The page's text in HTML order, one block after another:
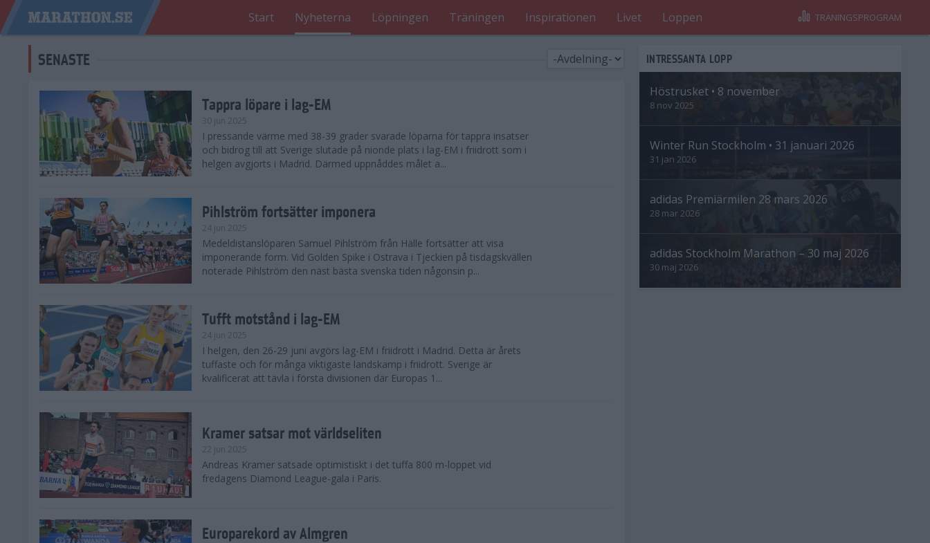
Start Nyheterna Löpningen Träningen Inspirationen Livet Loppen TRÄNINGSPROGRAM
SENASTE
Tappra löpare i lag-EM
30 jun 2025
I pressande värme med 38-39 grader svarade löparna för tappra insatser
och bidrog till att Sverige slutade på nionde plats i lag-EM i friidrott som i
helgen avgjorts i Madrid. Därmed uppnåddes målet a...
Pihlström fortsätter imponera
24 jun 2025
Medeldistanslöparen Samuel Pihlström från Hälle fortsätter att visa
imponerande form. Vid Golden Spike i Ostrava i Tjeckien på tisdagskvällen
noterade Pihlström den näst bästa svenska tiden någonsin p...
Tufft motstånd i lag-EM
24 jun 2025
I helgen, den 26-29 juni avgörs lag-EM i friidrott i Madrid. Detta är årets
tuffaste och för många viktigaste landskamp i friidrott. Sverige är
kvalificerat att tävla i första divisionen där Europas 1...
Kramer satsar mot världseliten
22 jun 2025
Andreas Kramer satsade optimistiskt i det tuffa 800 m-loppet vid
fredagens Diamond League-gala i Paris.
Europarekord av Almgren
INTRESSANTA LOPP
Höstrusket • 8 november
8 nov 2025
Winter Run Stockholm • 31 januari 2026
31 jan 2026
adidas Premiärmilen 28 mars 2026
28 mar 2026
adidas Stockholm Marathon – 30 maj 2026
30 maj 2026